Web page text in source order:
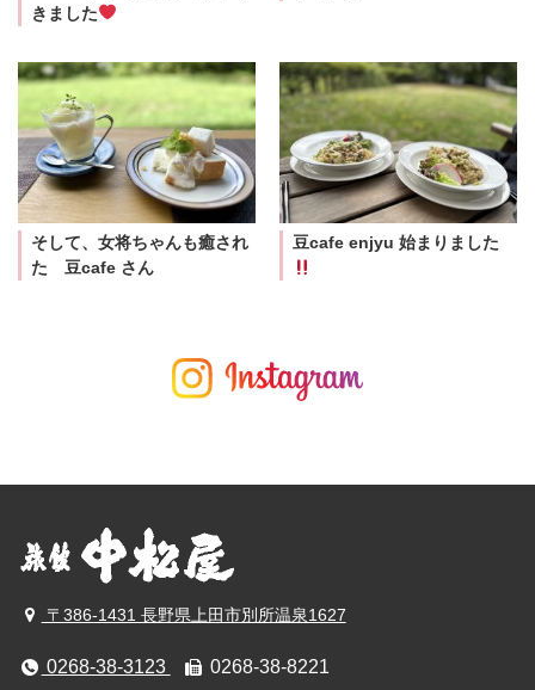
きました
そして、女将ちゃんも癒され
た 豆cafe さん
豆cafe enjyu 始まりました
〒386-1431 長野県上田市別所温泉1627
0268-38-3123 0268-38-8221